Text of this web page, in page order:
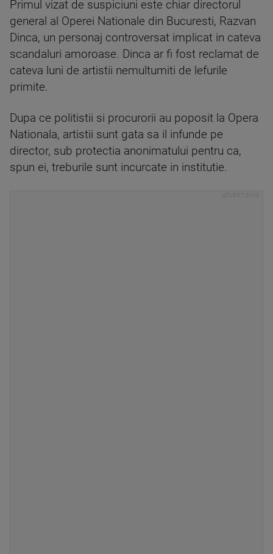
Primul vizat de suspiciuni este chiar directorul
general al Operei Nationale din Bucuresti, Razvan
Dinca, un personaj controversat implicat in cateva
scandaluri amoroase. Dinca ar fi fost reclamat de
cateva luni de artistii nemultumiti de lefurile
primite.
Dupa ce politistii si procurorii au poposit la Opera
Nationala, artistii sunt gata sa il infunde pe
director, sub protectia anonimatului pentru ca,
spun ei, treburile sunt incurcate in institutie.